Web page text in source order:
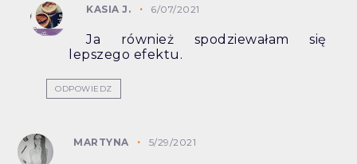
KASIA J. 6/07/2021
Ja również spodziewałam się
lepszego efektu.
ODPOWIEDZ
MARTYNA 5/29/2021